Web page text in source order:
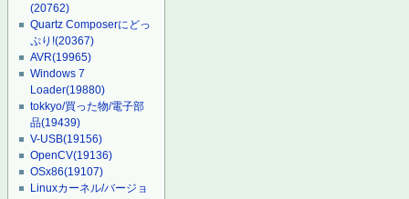
(20762)
Quartz Composerにどっ
ぷり!(20367)
AVR(19965)
Windows 7
Loader(19880)
tokkyo/買った物/電子部
品(19439)
V-USB(19156)
OpenCV(19136)
OSx86(19107)
Linuxカーネル/バージョ